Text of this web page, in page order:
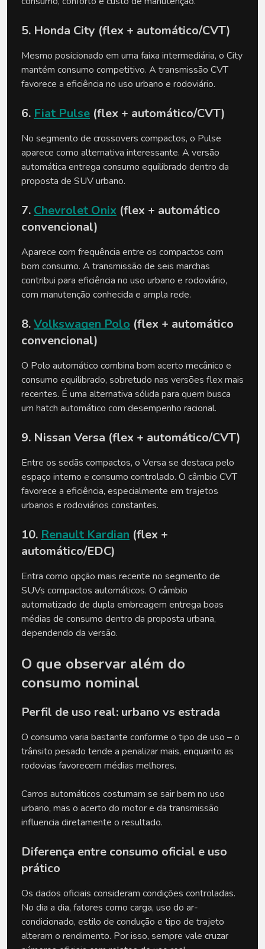
5. Honda City (flex + automático/CVT)
Mesmo posicionado em uma faixa intermediária, o City
mantém consumo competitivo. A transmissão CVT
favorece a eficiência no uso urbano e rodoviário.
6. Fiat Pulse (flex + automático/CVT)
No segmento de crossovers compactos, o Pulse
aparece como alternativa interessante. A versão
automática entrega consumo equilibrado dentro da
proposta de SUV urbano.
7. Chevrolet Onix (flex + automático
convencional)
Aparece com frequência entre os compactos com
bom consumo. A transmissão de seis marchas
contribui para eficiência no uso urbano e rodoviário,
com manutenção conhecida e ampla rede.
8. Volkswagen Polo (flex + automático
convencional)
O Polo automático combina bom acerto mecânico e
consumo equilibrado, sobretudo nas versões flex mais
recentes. É uma alternativa sólida para quem busca
um hatch automático com desempenho racional.
9. Nissan Versa (flex + automático/CVT)
Entre os sedãs compactos, o Versa se destaca pelo
espaço interno e consumo controlado. O câmbio CVT
favorece a eficiência, especialmente em trajetos
urbanos e rodoviários constantes.
10. Renault Kardian (flex +
automático/EDC)
Entra como opção mais recente no segmento de
SUVs compactos automáticos. O câmbio
automatizado de dupla embreagem entrega boas
médias de consumo dentro da proposta urbana,
dependendo da versão.
O que observar além do
consumo nominal
Perfil de uso real: urbano vs estrada
O consumo varia bastante conforme o tipo de uso – o
trânsito pesado tende a penalizar mais, enquanto as
rodovias favorecem médias melhores.
Carros automáticos costumam se sair bem no uso
urbano, mas o acerto do motor e da transmissão
influencia diretamente o resultado.
Diferença entre consumo oficial e uso
prático
Os dados oficiais consideram condições controladas.
No dia a dia, fatores como carga, uso do ar-
condicionado, estilo de condução e tipo de trajeto
alteram o rendimento. Por isso, sempre vale cruzar